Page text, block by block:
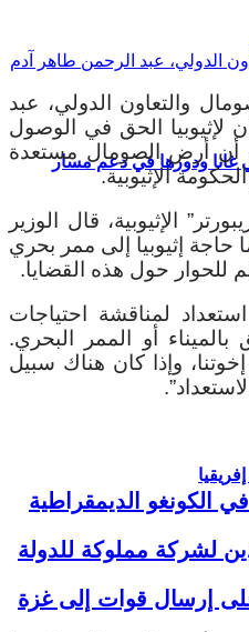
في غانا ودورها في دعم مسار
الدولي، عبد الرحمن طاهر آدم
والتعاون الدولي، عبد
لإثيوبيا الحق في الوصول
أن أرض الصومال مستعدة
الإثيوبية.
الإثيوبية، قال الوزير
إثيوبيا إلى ممر بحري
للحوار حول هذه القضايا.
لمناقشة احتياجات
بالميناء أو الممر البحري.
وإذا كان هناك سبيل
لشركة مملوكة للدولة
على إرسال قوات إلى غزة